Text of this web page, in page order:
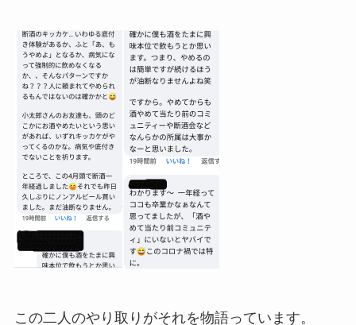
この二人のやり取りがそれを物語っています。